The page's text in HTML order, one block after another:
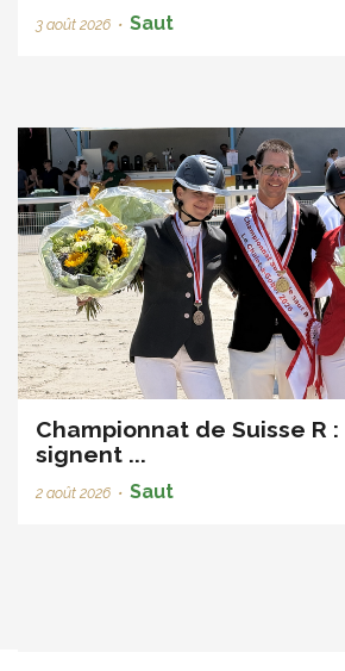
3 août 2026 • Saut
Championnat de Suisse R
signent ...
2 août 2026 • Saut